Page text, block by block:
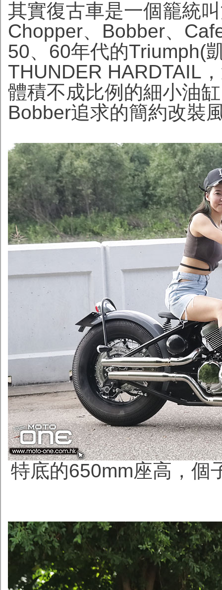
其實復古車是一個籠統
Chopper、Bobber、
50、60年代的Triumph(
THUNDER HARDTAIL
體積不成比例的細小油
Bobber追求的簡約改裝
特底的650mm座高，個